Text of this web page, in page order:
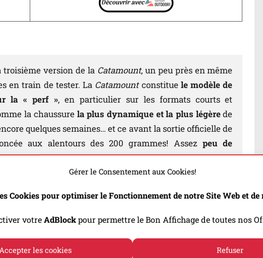
Gérer le Consentement aux Cookies!
Cookies pour optimiser le Fonctionnement de notre Site Web et de
votreAdBlockpour permettre le Bon Affichage de toutes nos
Accepter les cookies Refuser
troisième version de la Catamount, un peu près en même
en train de tester. La Catamountconstituele modèle de
la « perf », en particulier sur les formats courts et
la chaussurela plus dynamique et la plus légèrede
quelques semaines… et ce avant la sortie officielle de
aux alentours des 200 grammes! Assezpeu de
3s’inscrit assez largement dans le sillage de la version 2
2024 conserve en effet le même profil de semelle, sa
l’empeigne. LaCatamount 3continuera donc d’êtreune
. Un modèle qui est en réalité assez atypique sur le
dans du roulant, que dans du relativement technique!